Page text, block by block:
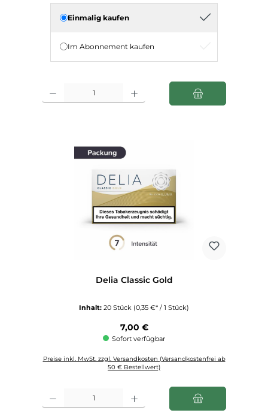
Einmalig kaufen
Im Abonnement kaufen
Produkt Anzahl: Gib den gewünschten Wert ein oder benutze die
Delia Classic Gold
Inhalt: 20 Stück (0,35 €* / 1 Stück)
Regulärer Preis:
7,00 €
Sofort verfügbar
Preise inkl. MwSt. zzgl. Versandkosten (Versandkostenfrei ab
50 € Bestellwert)